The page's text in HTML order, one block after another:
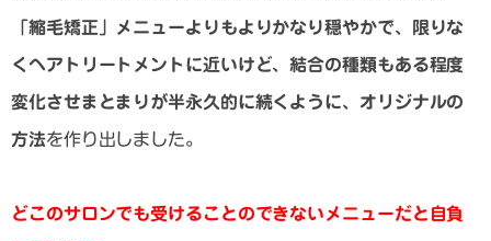
「縮毛矯正」メニューよりもよりかなり穏やかで、限りな
くヘアトリートメントに近いけど、結合の種類もある程度
変化させまとまりが半永久的に続くように、オリジナルの
方法を作り出しました。
どこのサロンでも受けることのできないメニューだと自負